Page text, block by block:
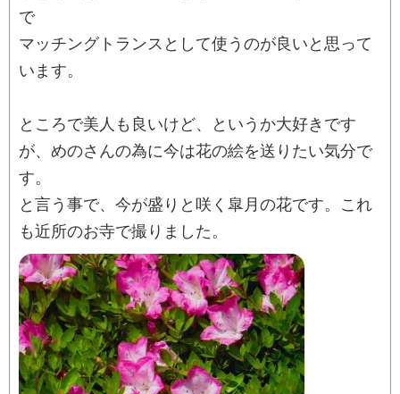
で
マッチングトランスとして使うのが良いと思って
います。
ところで美人も良いけど、というか大好きです
が、めのさんの為に今は花の絵を送りたい気分で
す。
と言う事で、今が盛りと咲く皐月の花です。これ
も近所のお寺で撮りました。